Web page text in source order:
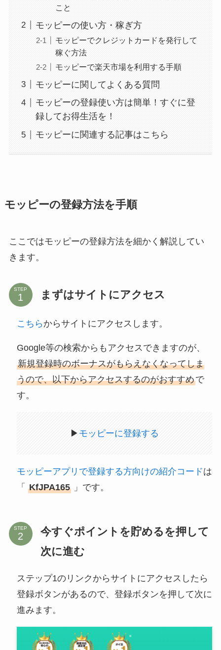
こと
モッピーの使い方・稼ぎ方
モッピーでクレジットカードを発行して
稼ぐ方法
モッピーで楽天市場を利用する手順
モッピーに関してよくある質問
モッピーの登録使い方は簡単！すぐに登
録してお得生活を！
モッピーに関連する記事はこちら
モッピーの登録方法を手順
ここではモッピーの登録方法を細かく解説してい
きます。
STEP まずはサイトにアクセス
こちら からサイトにアクセスします。
Google等の検索からもアクセスできますのが、
新規登録時のボーナスがもらえなくなってしま
うので、以下からアクセスするのがおすすめで
す。
▶ モッピーに登録する
モッピーアプリで登録する方向けの紹介コードは
「 KfJPA165」です。
STEP
今すぐポイントを貯めるを押して
次に進む
ステップ1のリンクからサイトにアクセスしたら
登録ボタンがあるので、登録ボタンを押して次に
進みます。